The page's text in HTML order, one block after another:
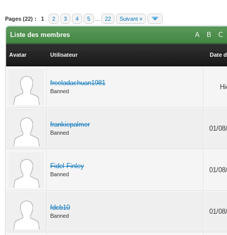
Pages (22) : 1 2 3 4 5 22 Suivant »
A B C
Liste des membres
Avatar Utilisateur Date
freeladachuan1981
Banned
frankiepalmer
Banned
01/
Fidel Finley
Banned
01/
fdcb10
Banned
01/